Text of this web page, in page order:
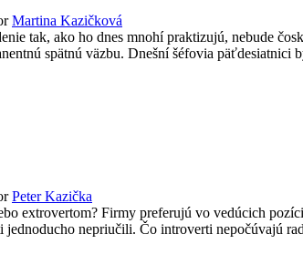
Martina Kazičková
tak, ako ho dnes mnohí praktizujú, nebude
spätnú väzbu. Dnešní šéfovia
Peter Kazička
extrovertom? Firmy preferujú vo vedúcich
nepriučili. Čo introverti nepočúvajú